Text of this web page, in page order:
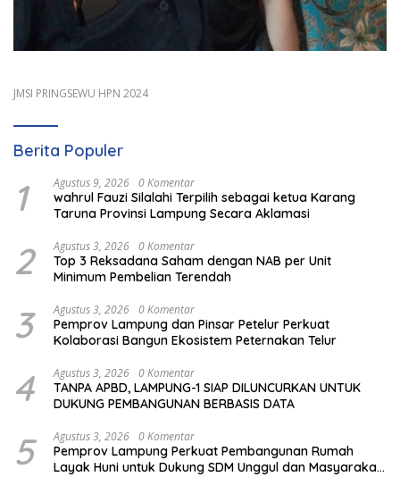
JMSI PRINGSEWU HPN 2024
Berita Populer
1 Agustus 9, 2026 0 Komentar
wahrul Fauzi Silalahi Terpilih sebagai ketua Karang
Taruna Provinsi Lampung Secara Aklamasi
2 Agustus 3, 2026 0 Komentar
Top 3 Reksadana Saham dengan NAB per Unit
Minimum Pembelian Terendah
3 Agustus 3, 2026 0 Komentar
Pemprov Lampung dan Pinsar Petelur Perkuat
Kolaborasi Bangun Ekosistem Peternakan Telur
4 Agustus 3, 2026 0 Komentar
TANPA APBD, LAMPUNG-1 SIAP DILUNCURKAN UNTUK
DUKUNG PEMBANGUNAN BERBASIS DATA
5 Agustus 3, 2026 0 Komentar
Pemprov Lampung Perkuat Pembangunan Rumah
Layak Huni untuk Dukung SDM Unggul dan Masyarakat